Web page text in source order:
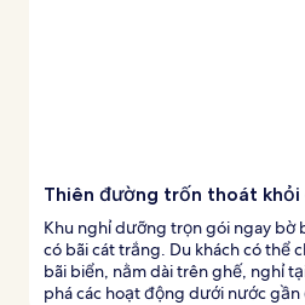
Thiên đường trốn thoát khỏi
Khu nghỉ dưỡng trọn gói ngay bờ
có bãi cát trắng. Du khách có thể
bãi biển, nằm dài trên ghế, nghỉ
phá các hoạt động dưới nước gần